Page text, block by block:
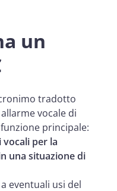
un
tradotto
vocale di
principale:
per la
una situazione di
eventuali usi del